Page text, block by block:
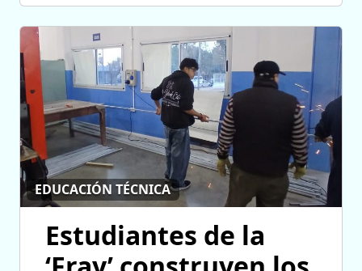
EDUCACIÓN TÉCNICA
Estudiantes de la